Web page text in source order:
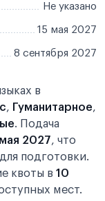
Не указано
15 мая 2027
8 сентября 2027
в
, Гуманитарное,
. Подача
2027, что
подготовки.
квоты в 10
мест.